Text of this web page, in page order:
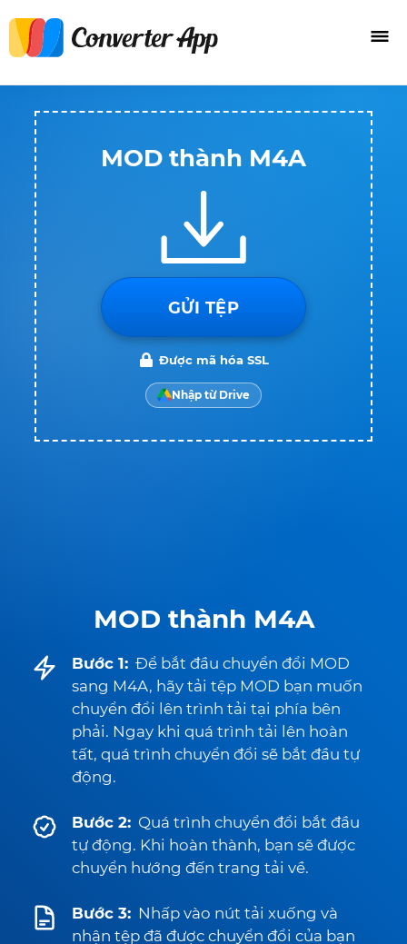
MOD thành M4A
Bước 1: Để bắt đầu chuyển đổi MOD
sang M4A, hãy tải tệp MOD bạn muốn
chuyển đổi lên trình tải tại phía bên
phải. Ngay khi quá trình tải lên hoàn
tất, quá trình chuyển đổi sẽ bắt đầu tự
động.
Bước 2: Quá trình chuyển đổi bắt đầu
tự động. Khi hoàn thành, bạn sẽ được
chuyển hướng đến trang tải về.
Bước 3: Nhấp vào nút tải xuống và
nhận tệp đã được chuyển đổi của bạn
MOD thành M4A
GỬI TỆP
Được mã hóa SSL
Nhập từ Drive